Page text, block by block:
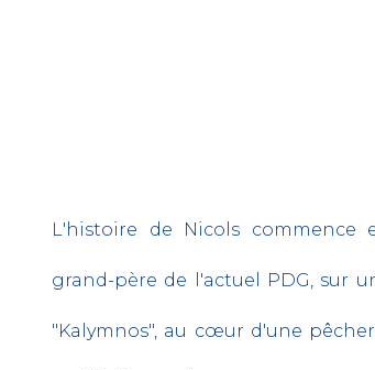
L'histoire de Nicols commence
grand-père de l'actuel PDG, sur
"Kalymnos", au cœur d'une